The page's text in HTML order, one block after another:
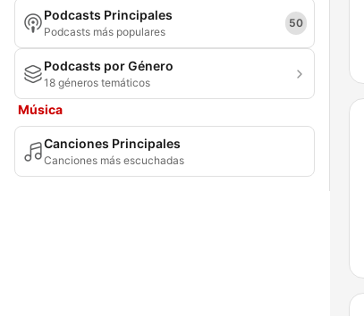
Podcasts Principales
Podcasts más populares
50
Podcasts por Género
18 géneros temáticos
Música
Canciones Principales
Canciones más escuchadas